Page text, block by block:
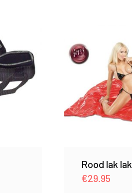
Rood lak
€29.95